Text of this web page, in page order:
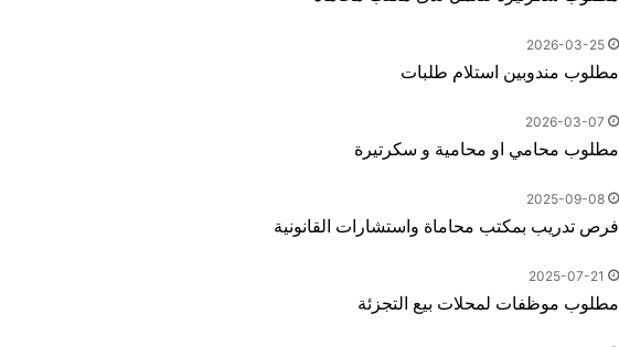
2026-03-25
مطلوب مندوبين استلام طلبات
2026-03-07
مطلوب محامي او محامية و سكرتيرة
2025-09-08
فرص تدريب بمكتب محاماة واستشارات القانونية
2025-07-21
مطلوب موظفات لمحلات بيع التجزئة